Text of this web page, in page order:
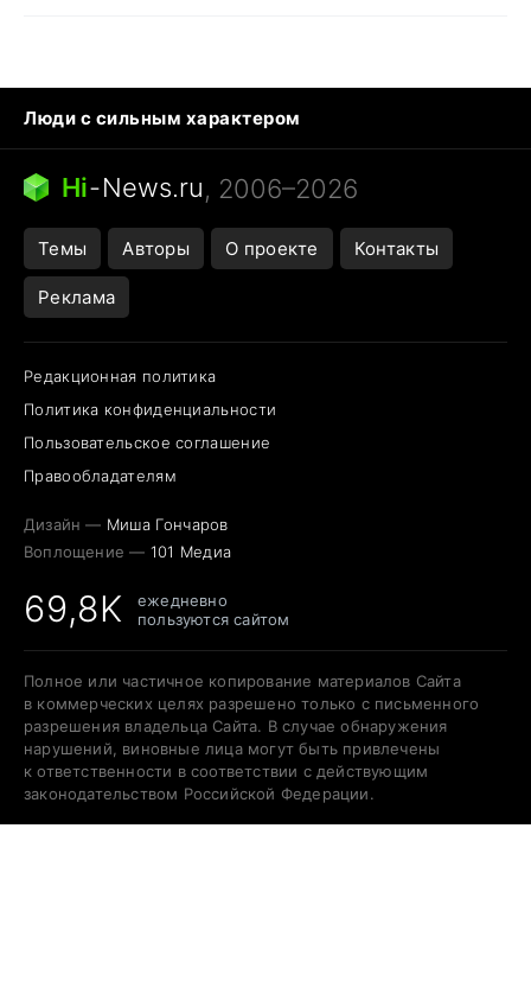
Люди с сильным характером
Кошка писает на кровать
Тунцы в океанариуме
Ядовитые пауки России
Города в ядерной войне
Открытие в Google Maps
Hi-News.ru, 2006–2026
Темы Авторы О проекте Контакты
Реклама
Редакционная политика
Политика конфиденциальности
Пользовательское соглашение
Правообладателям
Дизайн — Миша Гончаров
Воплощение — 101 Медиа
69,8K
ежедневно
пользуются сайтом
Полное или частичное копирование материалов Сайта
в коммерческих целях разрешено только с письменного
разрешения владельца Сайта. В случае обнаружения
нарушений, виновные лица могут быть привлечены
к ответственности в соответствии с действующим
законодательством Российской Федерации.